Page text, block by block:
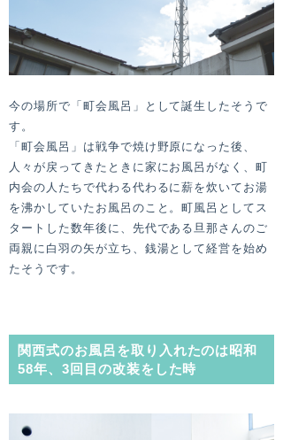
今の場所で「町会風呂」として誕生したそうで
す。
「町会風呂」は戦争で焼け野原になった後、
人々が戻ってきたときに家にお風呂がなく、町
内会の人たちで代わる代わるに薪を炊いてお湯
を沸かしていたお風呂のこと。町風呂としてス
タートした数年後に、先代である旦那さんのご
両親に白羽の矢が立ち、銭湯として経営を始め
たそうです。
関西式のお風呂を取り入れたのは昭和
58年、3回目の改装をした時